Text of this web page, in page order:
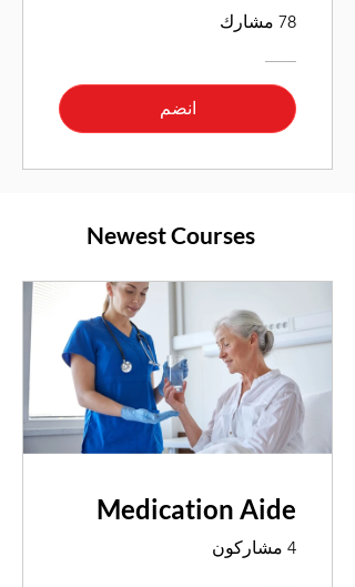
78 مشارك
انضم
Newest Courses
Medication Aide
4 مشاركون